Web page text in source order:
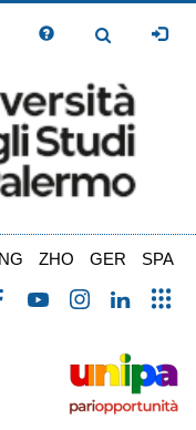
Toggle
ZHO GER SPA